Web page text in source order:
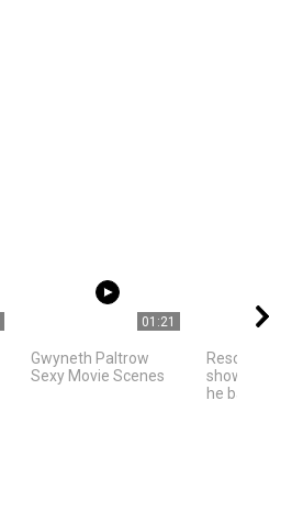
01:21
Gwyneth Paltrow
Sexy Movie Scenes
Rescued
shows
he bathes